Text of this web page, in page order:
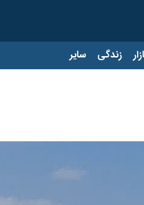
زندگی سایر